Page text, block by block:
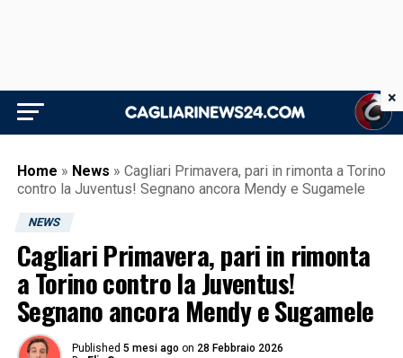
Home » News » Cagliari Primavera, pari in rimonta a Torino
contro la Juventus! Segnano ancora Mendy e Sugamele
NEWS
Cagliari Primavera, pari in rimonta
a Torino contro la Juventus!
Segnano ancora Mendy e Sugamele
Published 5 mesi ago on 28 Febbraio 2026
×